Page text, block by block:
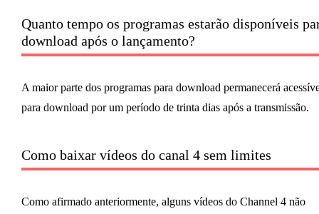
Quanto tempo os programas estarão disponíveis
download após o lançamento?
A maior parte dos programas para download permanecerá
para download por um período de trinta dias após a transmissão.
Como baixar vídeos do canal 4 sem limites
Como afirmado anteriormente, alguns vídeos do Channel 4 não